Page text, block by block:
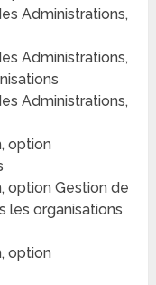
Administrations,
Administrations,
Administrations,
option
option Gestion de
les organisations
option